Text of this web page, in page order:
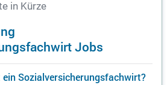
in Kürze
Jobs
ein Sozialversicherungsfachwirt?